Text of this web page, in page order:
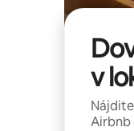
v
Airbnb